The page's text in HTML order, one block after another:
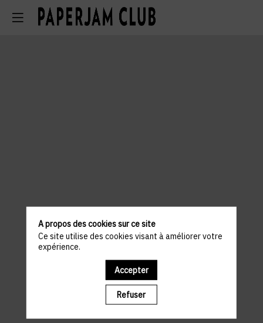
Il manque du contenu : rafraichissez votre navigateur
A propos des cookies sur ce site
Ce site utilise des cookies visant à améliorer votre
expérience.
Accepter
Refuser